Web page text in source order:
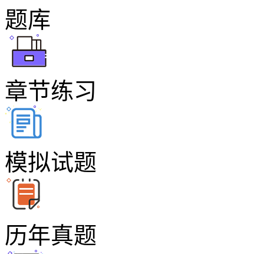
题库
章节练习
模拟试题
历年真题